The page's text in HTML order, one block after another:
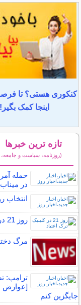
کنکوری هستی؟ تا
اینجا کمک بگیر!
تازه ترین خبرها
(روزنامه، سیاست و
حمله
در میناب
انتخاب
روز 21 در کلینیک ترک اعتیاد
مرگ
[عوارض
جایگزین کنم